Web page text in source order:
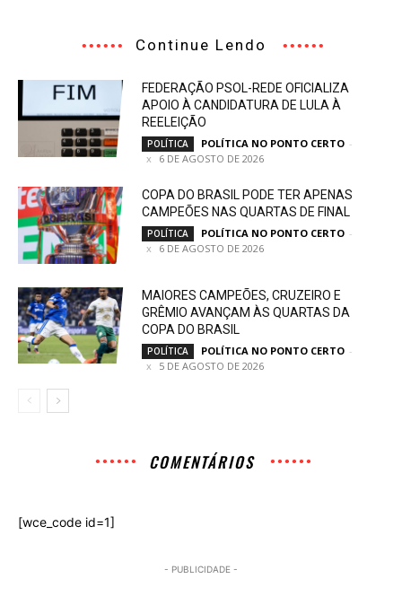
Continue Lendo
FEDERAÇÃO PSOL-REDE OFICIALIZA
APOIO À CANDIDATURA DE LULA À
REELEIÇÃO
POLÍTICA POLÍTICA NO PONTO CERTO -
6 DE AGOSTO DE 2026
COPA DO BRASIL PODE TER APENAS
CAMPEÕES NAS QUARTAS DE FINAL
POLÍTICA POLÍTICA NO PONTO CERTO -
6 DE AGOSTO DE 2026
MAIORES CAMPEÕES, CRUZEIRO E
GRÊMIO AVANÇAM ÀS QUARTAS DA
COPA DO BRASIL
POLÍTICA POLÍTICA NO PONTO CERTO -
5 DE AGOSTO DE 2026
COMENTÁRIOS
[wce_code id=1]
- PUBLICIDADE -